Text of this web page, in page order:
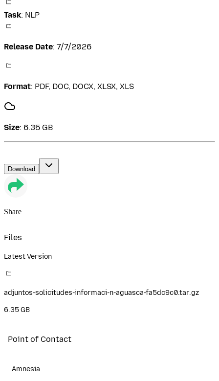
Task: NLP
Release Date: 7/7/2026
Format: PDF, DOC, DOCX, XLSX, XLS
Size: 6.35 GB
Download
Share
Files
Latest Version
adjuntos-solicitudes-informaci-n-aguasca-fa5dc9c0.tar.gz
6.35 GB
Point of Contact
Amnesia